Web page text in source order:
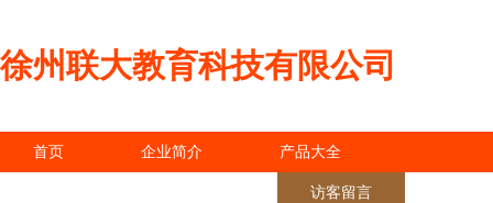
徐州联大教育科技有限公司
首页 企业简介 产品大全
访客留言